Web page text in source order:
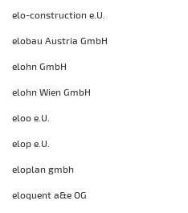
elo-construction e.U.
elobau Austria GmbH
elohn GmbH
elohn Wien GmbH
eloo e.U.
elop e.U.
eloplan gmbh
eloquent a&e OG